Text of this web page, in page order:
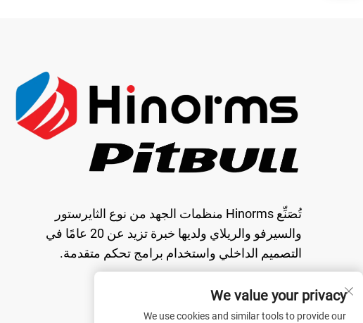
تُصَنِّع Hinorms منظمات الجهد من نوع الثايرستور
والسيرفو والريلاي ولديها خبرة تزيد عن 20 عامًا في
التصميم الداخلي واستخدام برامج تحكم متقدمة.
We value your privacy
We use cookies and similar tools to provide our